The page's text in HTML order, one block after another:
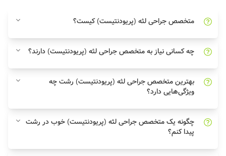
متخصص جراحی لثه (پریودنتیست) کیست؟
چه کسانی نیاز به متخصص جراحی لثه (پریودنتیست) دارند؟
بهترین متخصص جراحی لثه (پریودنتیست) رشت چه
ویژگی‌هایی دارد؟
چگونه یک متخصص جراحی لثه (پریودنتیست) خوب در رشت
پیدا کنم؟